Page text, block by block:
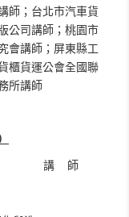
師；台北市汽車貨
公司講師；桃園市
會講師；屏東縣工
櫃貨運公會全國聯
所講師
講 師